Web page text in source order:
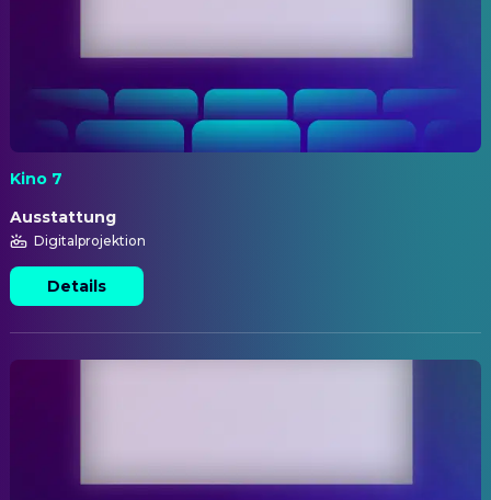
Kino 7
Ausstattung
Digitalprojektion
Details